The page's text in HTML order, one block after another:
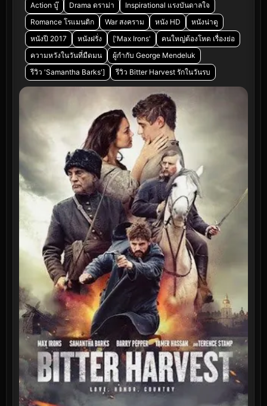
Action บู๊ Drama ดราม่า
Inspirational แรงบันดาลใจ
Romance โรแมนติก
War สงคราม หนัง HD
หนังน่าดู
หนังปี 2017
หนังฝรั่ง ['Max Irons'
คนใหญ่ต้องโหด เรื่องย่อ
ความหวังในวันที่มืดมน
ผู้กำกับ George Mendeluk
รีวิว 'Samantha Barks']
รีวิว Bitter Harvest รักในวันรบ